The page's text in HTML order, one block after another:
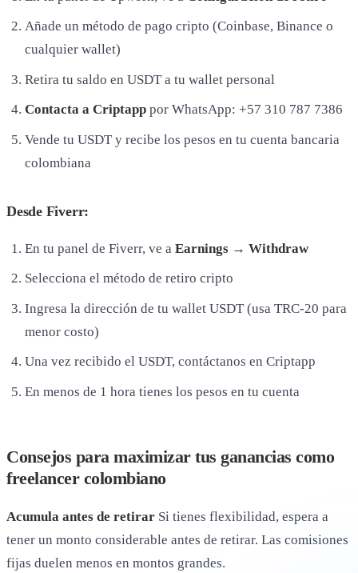
Añade un método de pago cripto (Coinbase, Binance o
cualquier wallet)
Retira tu saldo en USDT a tu wallet personal
Contacta a Criptapppor WhatsApp: +57 310 787 7386
Vende tu USDT y recibe los pesos en tu cuenta bancaria
colombiana
Desde Fiverr:
En tu panel de Fiverr, ve a Earnings → Withdraw
Selecciona el método de retiro cripto
Ingresa la dirección de tu wallet USDT (usa TRC-20 para
menor costo)
Una vez recibido el USDT, contáctanos en Criptapp
En menos de 1 hora tienes los pesos en tu cuenta
Consejos para maximizar tus ganancias como
freelancer colombiano
Acumula antes de retirar Si tienes flexibilidad, espera a
tener un monto considerable antes de retirar. Las comisiones
fijas duelen menos en montos grandes.